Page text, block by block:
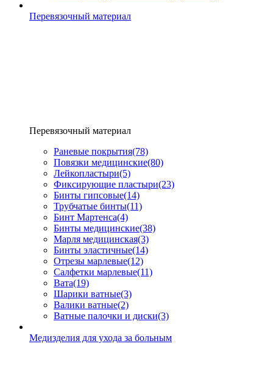
Перевязочный материал
Перевязочный материал
Раневые покрытия(78)
Повязки медицинские(80)
Лейкопластыри(5)
Фиксирующие пластыри(23)
Бинты гипсовые(14)
Трубчатые бинты(11)
Бинт Мартенса(4)
Бинты медицинские(38)
Марля медицинская(3)
Бинты эластичные(14)
Отрезы марлевые(12)
Салфетки марлевые(11)
Вата(19)
Шарики ватные(3)
Валики ватные(2)
Ватные палочки и диски(3)
Медизделия для ухода за больным